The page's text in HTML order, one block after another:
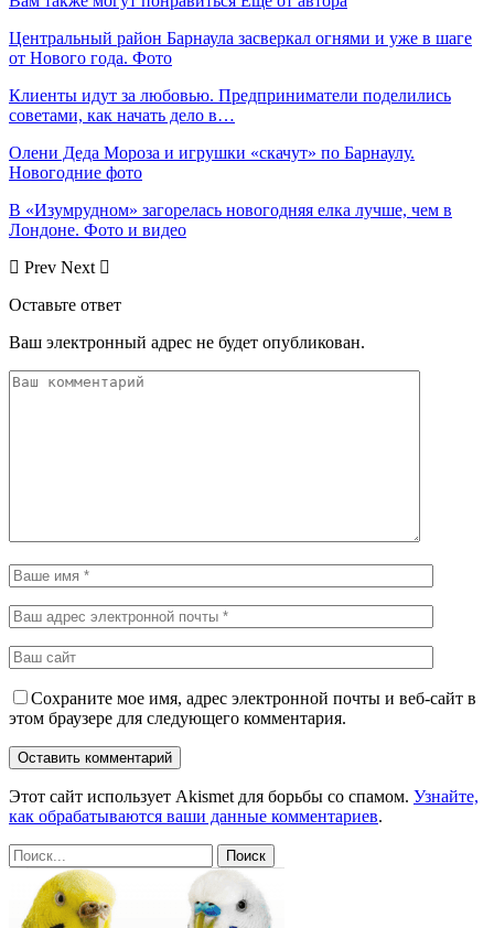
Центральный район Барнаула засверкал огнями и уже в шаге
от Нового года. Фото
Клиенты идут за любовью. Предприниматели поделились
советами, как начать дело в…
Олени Деда Мороза и игрушки «скачут» по Барнаулу.
Новогодние фото
В «Изумрудном» загорелась новогодняя елка лучше, чем в
Лондоне. Фото и видео
Prev Next
Оставьте ответ
Ваш электронный адрес не будет опубликован.
Сохраните мое имя, адрес электронной почты и веб-сайт в
этом браузере для следующего комментария.
Этот сайт использует Akismet для борьбы со спамом. Узнайте,
как обрабатываются ваши данные комментариев.